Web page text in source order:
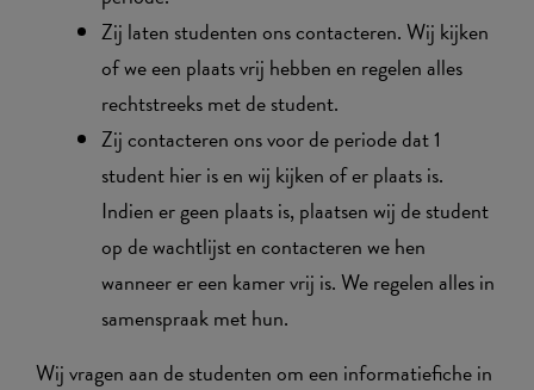
Zij laten studenten ons contacteren. Wij kijken
of we een plaats vrij hebben en regelen alles
rechtstreeks met de student.
Zij contacteren ons voor de periode dat 1
student hier is en wij kijken of er plaats is.
Indien er geen plaats is, plaatsen wij de student
op de wachtlijst en contacteren we hen
wanneer er een kamer vrij is. We regelen alles in
samenspraak met hun.
Wij vragen aan de studenten om een informatiefiche in